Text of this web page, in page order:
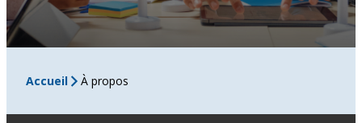
Accueil À propos